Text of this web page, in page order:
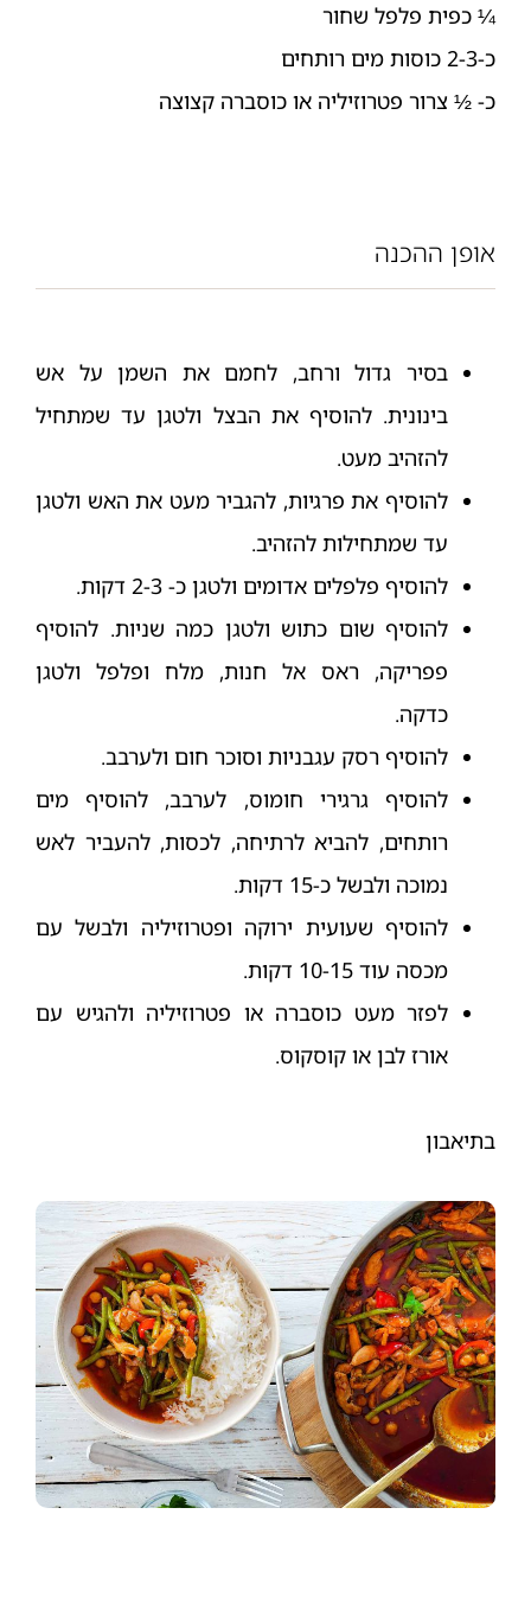
¼ כפית פלפל שחור
כ-2-3 כוסות מים רותחים
כ- ½ צרור פטרוזיליה או כוסברה קצוצה
אופן ההכנה
בסיר גדול ורחב, לחמם את השמן על אש
בינונית. להוסיף את הבצל ולטגן עד שמתחיל
להזהיב מעט.
להוסיף את פרגיות, להגביר מעט את האש ולטגן
עד שמתחילות להזהיב.
להוסיף פלפלים אדומים ולטגן כ- 2-3 דקות.
להוסיף שום כתוש ולטגן כמה שניות. להוסיף
פפריקה, ראס אל חנות, מלח ופלפל ולטגן
כדקה.
להוסיף רסק עגבניות וסוכר חום ולערבב.
להוסיף גרגירי חומוס, לערבב, להוסיף מים
רותחים, להביא לרתיחה, לכסות, להעביר לאש
נמוכה ולבשל כ-15 דקות.
להוסיף שעועית ירוקה ופטרוזיליה ולבשל עם
מכסה עוד 10-15 דקות.
לפזר מעט כוסברה או פטרוזיליה ולהגיש עם
אורז לבן או קוסקוס.
בתיאבון